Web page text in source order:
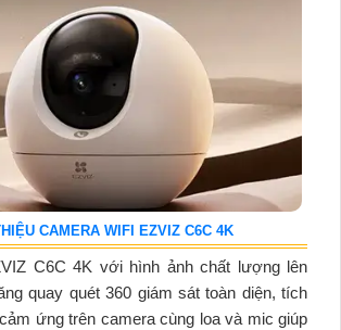
CAMERA WIFI EZVIZ C6C 4K
C6C 4K với hình ảnh chất lượng lên
quay quét 360 giám sát toàn diện, tích
ứng trên camera cùng loa và mic giúp